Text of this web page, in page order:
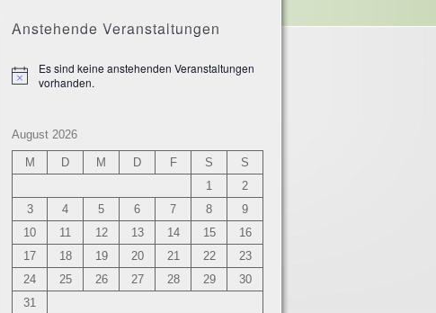
Anstehende Veranstaltungen
Hinweis
Es sind keine anstehenden Veranstaltungen
vorhanden.
August 2026
M D M D F S
S
1
2
3
4 5 6 7 8
9
10
11 12 13 14 15
16
17
18 19 20 21 22
23
24
25 26 27 28 29
30
31